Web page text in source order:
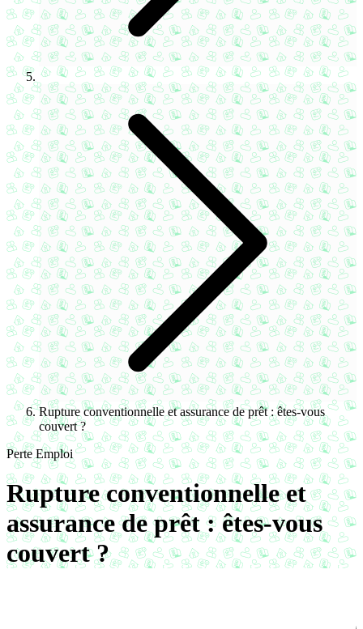
Rupture conventionnelle et assurance de prêt : êtes-vous
couvert ?
Perte Emploi
Rupture conventionnelle et
assurance de prêt : êtes-vous
couvert ?